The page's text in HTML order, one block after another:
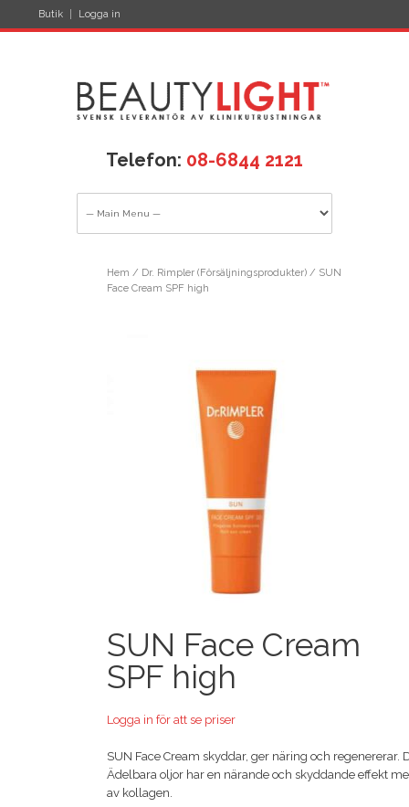
Butik Logga in
Telefon: 08-6844 2121
Hem / Dr. Rimpler (Försäljningsprodukter)/ SUN
Face Cream SPF high
SUN Face Cream
SPF high
Logga in för att se priser
SUN Face Cream skyddar, ger näring och
Ädelbara oljor har en närande och skyddande effekt
av kollagen.